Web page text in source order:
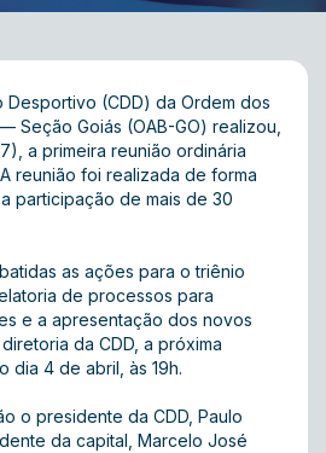
Desportivo (CDD) da Ordem dos
Seção Goiás (OAB-GO) realizou,
a primeira reunião ordinária
reunião foi realizada de forma
participação de mais de 30
as ações para o triênio
de processos para
e a apresentação dos novos
da CDD, a próxima
dia 4 de abril, às 19h.
o presidente da CDD, Paulo
da capital, Marcelo José